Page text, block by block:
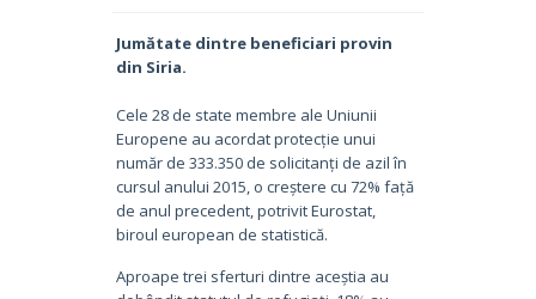
Jumătate dintre beneficiari provin
din Siria.
Cele 28 de state membre ale Uniunii
Europene au acordat protecție unui
număr de 333.350 de solicitanți de azil în
cursul anului 2015, o creștere cu 72% față
de anul precedent, potrivit Eurostat,
biroul european de statistică.
Aproape trei sferturi dintre aceștia au